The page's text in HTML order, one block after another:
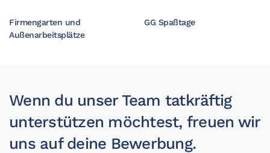
Firmengarten und
Außenarbeitsplätze
GG Spaßtage
Wenn du unser Team tatkräftig
unterstützen möchtest, freuen wir
uns auf deine Bewerbung.